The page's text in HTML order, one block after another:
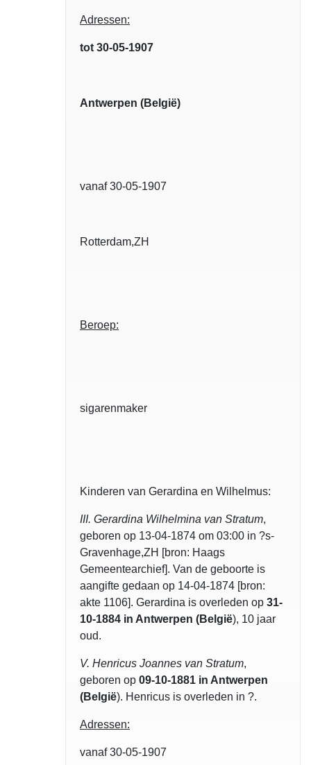
Adressen:
tot 30-05-1907
Antwerpen (België)
vanaf 30-05-1907
Rotterdam,ZH
Beroep:
sigarenmaker
Kinderen van Gerardina en Wilhelmus:
III. Gerardina Wilhelmina van Stratum,
geboren op 13-04-1874 om 03:00 in ?s-
Gravenhage,ZH [bron: Haags
Gemeentearchief]. Van de geboorte is
aangifte gedaan op 14-04-1874 [bron:
akte 1106]. Gerardina is overleden op 31-
10-1884 in Antwerpen (België), 10 jaar
oud.
V. Henricus Joannes van Stratum,
geboren op 09-10-1881 in Antwerpen
(België). Henricus is overleden in ?.
Adressen:
vanaf 30-05-1907